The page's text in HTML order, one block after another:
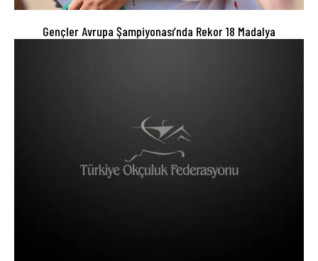
Gençler Avrupa Şampiyonası’nda Rekor 18 Madalya